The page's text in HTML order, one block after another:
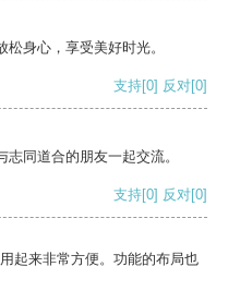
身心，享受美好时光。
支持[0] 反对[0]
同道合的朋友一起交流。
支持[0] 反对[0]
起来非常方便。功能的布局也